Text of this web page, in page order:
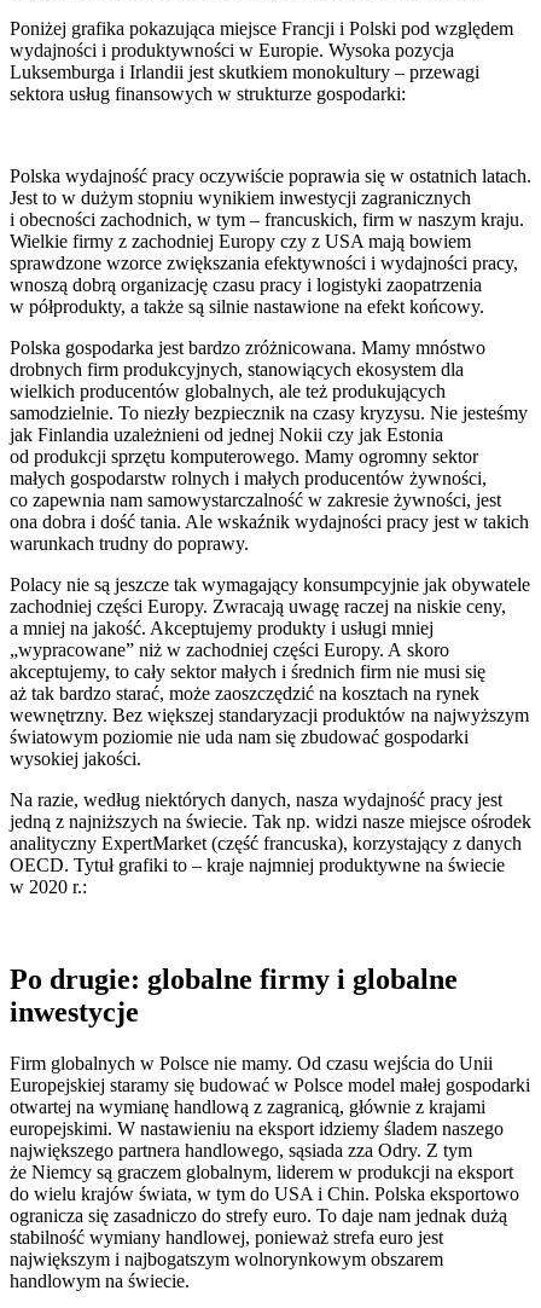
Poniżej grafika pokazująca miejsce Francji i Polski pod względem
wydajności i produktywności w Europie. Wysoka pozycja
Luksemburga i Irlandii jest skutkiem monokultury – przewagi
sektora usług finansowych w strukturze gospodarki:
Polska wydajność pracy oczywiście poprawia się w ostatnich latach.
Jest to w dużym stopniu wynikiem inwestycji zagranicznych
i obecności zachodnich, w tym – francuskich, firm w naszym kraju.
Wielkie firmy z zachodniej Europy czy z USA mają bowiem
sprawdzone wzorce zwiększania efektywności i wydajności pracy,
wnoszą dobrą organizację czasu pracy i logistyki zaopatrzenia
w półprodukty, a także są silnie nastawione na efekt końcowy.
Polska gospodarka jest bardzo zróżnicowana. Mamy mnóstwo
drobnych firm produkcyjnych, stanowiących ekosystem dla
wielkich producentów globalnych, ale też produkujących
samodzielnie. To niezły bezpiecznik na czasy kryzysu. Nie jesteśmy
jak Finlandia uzależnieni od jednej Nokii czy jak Estonia
od produkcji sprzętu komputerowego. Mamy ogromny sektor
małych gospodarstw rolnych i małych producentów żywności,
co zapewnia nam samowystarczalność w zakresie żywności, jest
ona dobra i dość tania. Ale wskaźnik wydajności pracy jest w takich
warunkach trudny do poprawy.
Polacy nie są jeszcze tak wymagający konsumpcyjnie jak obywatele
zachodniej części Europy. Zwracają uwagę raczej na niskie ceny,
a mniej na jakość. Akceptujemy produkty i usługi mniej
„wypracowane” niż w zachodniej części Europy. A skoro
akceptujemy, to cały sektor małych i średnich firm nie musi się
aż tak bardzo starać, może zaoszczędzić na kosztach na rynek
wewnętrzny. Bez większej standaryzacji produktów na najwyższym
światowym poziomie nie uda nam się zbudować gospodarki
wysokiej jakości.
Na razie, według niektórych danych, nasza wydajność pracy jest
jedną z najniższych na świecie. Tak np. widzi nasze miejsce ośrodek
analityczny ExpertMarket (część francuska), korzystający z danych
OECD. Tytuł grafiki to – kraje najmniej produktywne na świecie
w 2020 r.:
Po drugie: globalne firmy i globalne
inwestycje
Firm globalnych w Polsce nie mamy. Od czasu wejścia do Unii
Europejskiej staramy się budować w Polsce model małej gospodarki
otwartej na wymianę handlową z zagranicą, głównie z krajami
europejskimi. W nastawieniu na eksport idziemy śladem naszego
największego partnera handlowego, sąsiada zza Odry. Z tym
że Niemcy są graczem globalnym, liderem w produkcji na eksport
do wielu krajów świata, w tym do USA i Chin. Polska eksportowo
ogranicza się zasadniczo do strefy euro. To daje nam jednak dużą
stabilność wymiany handlowej, ponieważ strefa euro jest
największym i najbogatszym wolnorynkowym obszarem
handlowym na świecie.